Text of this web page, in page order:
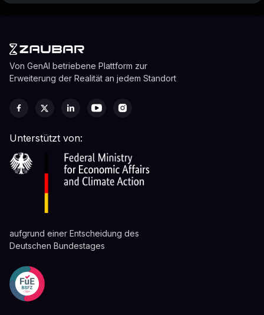
Von GenAI betriebene Plattform zur
Erweiterung der Realität an jedem Standort
Unterstützt von:
aufgrund einer Entscheidung des
Deutschen Bundestages